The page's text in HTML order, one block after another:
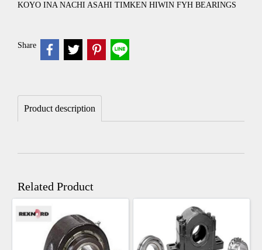
KOYO INA NACHI ASAHI TIMKEN HIWIN FYH BEARINGS
Share
Product description
Related Product